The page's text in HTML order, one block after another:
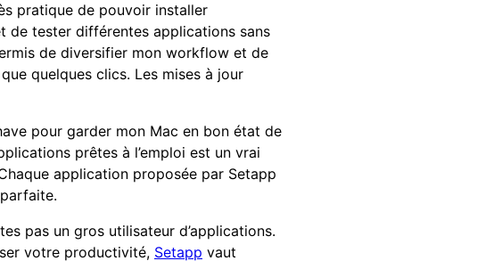
pratique de pouvoir installer
de tester différentes applications sans
de diversifier mon workflow et de
quelques clics. Les mises à jour
pour garder mon Mac en bon état de
prêtes à l’emploi est un vrai
application proposée par Setapp
pas un gros utilisateur d’applications.
votre productivité, Setapp vaut